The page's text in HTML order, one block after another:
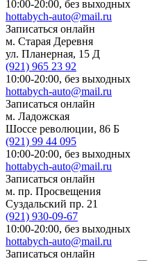
10:00-20:00, без выходных
hottabych-auto@mail.ru
Записаться онлайн
м. Старая Деревня
ул. Планерная, 15 Д
(921) 965 23 92
10:00-20:00, без выходных
hottabych-auto@mail.ru
Записаться онлайн
м. Ладожская
Шоссе революции, 86 Б
(921) 99 44 095
10:00-20:00, без выходных
hottabych-auto@mail.ru
Записаться онлайн
м. пр. Просвещения
Суздальский пр. 21
(921) 930-09-67
10:00-20:00, без выходных
hottabych-auto@mail.ru
Записаться онлайн